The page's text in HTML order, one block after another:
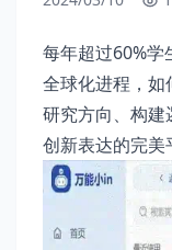
每年超过60%
全球化进程，
研究方向、构
创新表达的完美